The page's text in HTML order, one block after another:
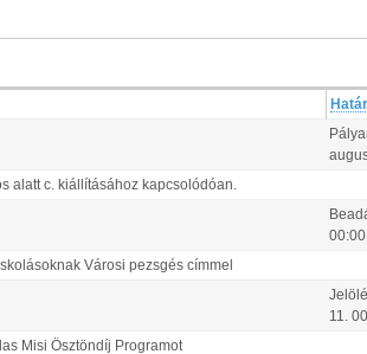
alatt c. kiállításához kapcsolódóan.
00:00
Városi pezsgés címmel
11
Misi Ösztöndíj Programot